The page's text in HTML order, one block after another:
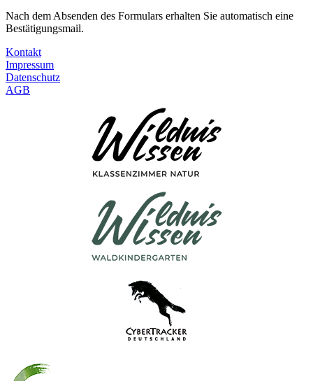
Nach dem Absenden des Formulars erhalten Sie automatisch eine
Bestätigungsmail.
Kontakt
Impressum
Datenschutz
AGB